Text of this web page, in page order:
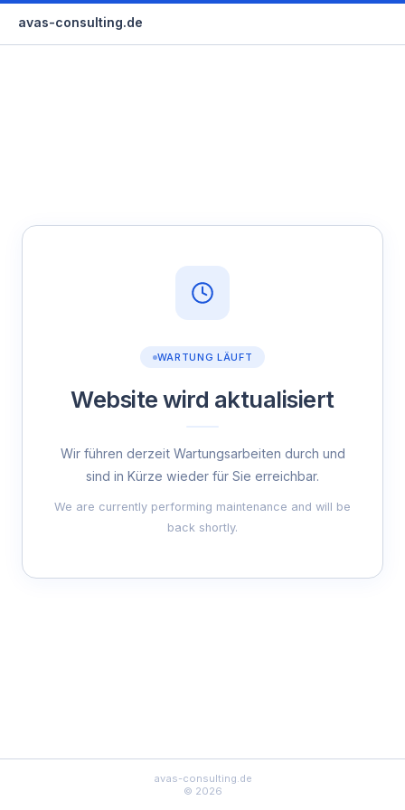
avas-consulting.de
WARTUNG LÄUFT
Website wird aktualisiert
Wir führen derzeit Wartungsarbeiten durch und
sind in Kürze wieder für Sie erreichbar.
We are currently performing maintenance and will be
back shortly.
avas-consulting.de
© 2026